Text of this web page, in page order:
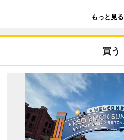
もっと見る
買う